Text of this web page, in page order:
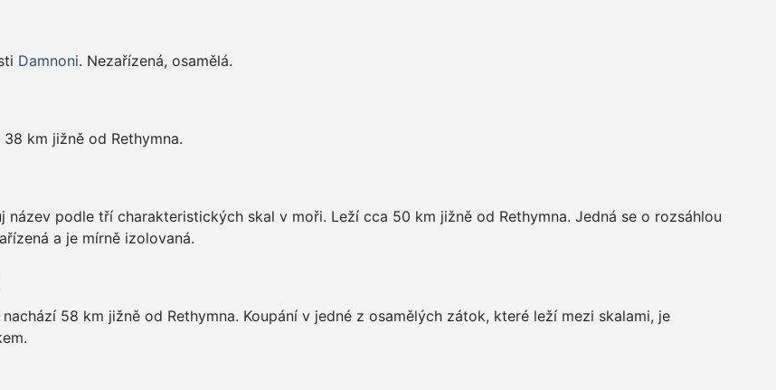
Damnoni. Nezařízená, osamělá.
km jižně od Rethymna.
název podle tří charakteristických skal v moři. Leží cca 50 km jižně od Rethymna. Jedná se o rozsáhlou
a je mírně izolovaná.
58 km jižně od Rethymna. Koupání v jedné z osamělých zátok, které leží mezi skalami, je